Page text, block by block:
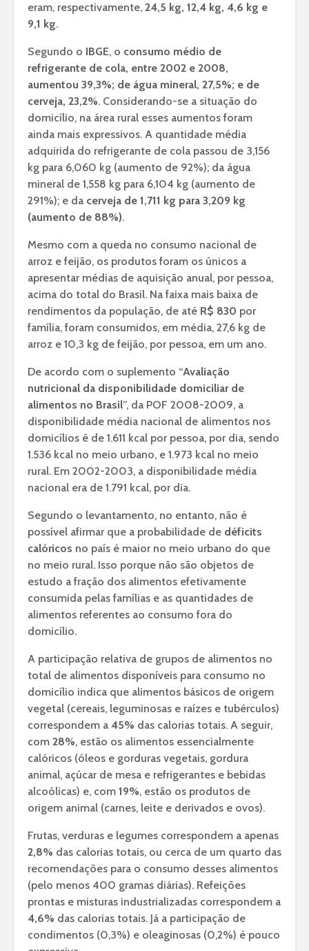
eram, respectivamente, 24,5 kg, 12,4 kg, 4,6 kg e
9,1 kg.
Segundo o IBGE, o consumo médio de
refrigerante de cola, entre 2002 e 2008,
aumentou 39,3%; de água mineral, 27,5%; e de
cerveja, 23,2%. Considerando-se a situação do
domicílio, na área rural esses aumentos foram
ainda mais expressivos. A quantidade média
adquirida do refrigerante de cola passou de 3,156
kg para 6,060 kg (aumento de 92%); da água
mineral de 1,558 kg para 6,104 kg (aumento de
291%); e da cerveja de 1,711 kg para 3,209 kg
(aumento de 88%).
Mesmo com a queda no consumo nacional de
arroz e feijão, os produtos foram os únicos a
apresentar médias de aquisição anual, por pessoa,
acima do total do Brasil. Na faixa mais baixa de
rendimentos da população, de até R$ 830 por
família, foram consumidos, em média, 27,6 kg de
arroz e 10,3 kg de feijão, por pessoa, em um ano.
De acordo com o suplemento “Avaliação
nutricional da disponibilidade domiciliar de
alimentos no Brasil”, da POF 2008-2009, a
disponibilidade média nacional de alimentos nos
domicílios é de 1.611 kcal por pessoa, por dia, sendo
1.536 kcal no meio urbano, e 1.973 kcal no meio
rural. Em 2002-2003, a disponibilidade média
nacional era de 1.791 kcal, por dia.
Segundo o levantamento, no entanto, não é
possível afirmar que a probabilidade de déficits
calóricos no país é maior no meio urbano do que
no meio rural. Isso porque não são objetos de
estudo a fração dos alimentos efetivamente
consumida pelas famílias e as quantidades de
alimentos referentes ao consumo fora do
domicílio.
A participação relativa de grupos de alimentos no
total de alimentos disponíveis para consumo no
domicílio indica que alimentos básicos de origem
vegetal (cereais, leguminosas e raízes e tubérculos)
correspondem a 45% das calorias totais. A seguir,
com 28%, estão os alimentos essencialmente
calóricos (óleos e gorduras vegetais, gordura
animal, açúcar de mesa e refrigerantes e bebidas
alcoólicas) e, com 19%, estão os produtos de
origem animal (carnes, leite e derivados e ovos).
Frutas, verduras e legumes correspondem a apenas
2,8% das calorias totais, ou cerca de um quarto das
recomendações para o consumo desses alimentos
(pelo menos 400 gramas diárias). Refeições
prontas e misturas industrializadas correspondem a
4,6% das calorias totais. Já a participação de
condimentos (0,3%) e oleaginosas (0,2%) é pouco